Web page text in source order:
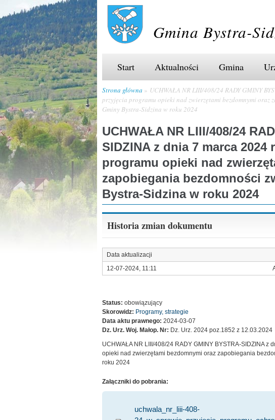
Gmina Bystra-
Start Aktualności Gmina
Strona główna
UCHWAŁA NR LIII/408/24 RADY GMINY
przyjęcia programu opieki nad zwierzętami bezdomnymi oraz
Gminy Bystra-Sidzina w roku 2024
UCHWAŁA NR LIII/408/24
SIDZINA z dnia 7 marca
programu opieki nad
zapobiegania bezdomności
Bystra-Sidzina w roku 2024
Historia zmian dokumentu
Data aktualizacji
12-07-2024, 11:11
Status: obowiązujący
Skorowidz: Programy, strategie
Data aktu prawnego: 2024-03-07
Dz. Urz. Woj. Małop. Nr: Dz. Urz. 2024 poz.1852 z 12.03.2024
UCHWAŁA NR LIII/408/24 RADY GMINY BYSTRA-SIDZINA
opieki nad zwierzętami bezdomnymi oraz zapobiegania
roku 2024
Załączniki do pobrania:
uchwala_nr_liii-408-